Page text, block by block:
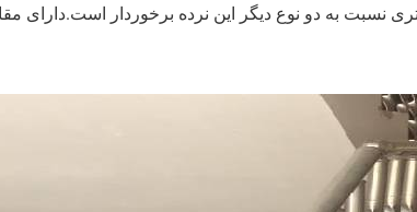
بیشتری نسبت به دو نوع دیگر این نرده برخوردار است.دارای